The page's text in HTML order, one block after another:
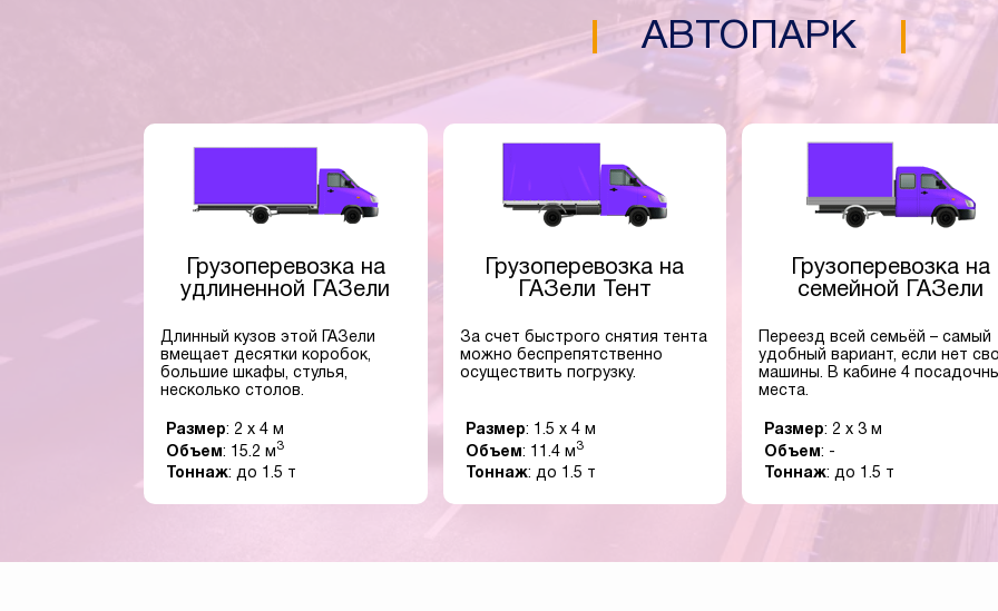
АВТОПАРК
Грузоперевозка на
удлиненной ГАЗели
Длинный кузов этой ГАЗели
вмещает десятки коробок,
большие шкафы, стулья,
несколько столов.
Размер: 2 x 4 м
Объем: 15.2 м 3
Тоннаж: до 1.5 т
Грузоперевозка на
ГАЗели Тент
За счет быстрого снятия тента
можно беспрепятственно
осуществить погрузку.
Размер: 1.5 x 4 м
Объем: 11.4 м 3
Тоннаж: до 1.5 т
Грузоперевозка на
семейной ГАЗели
Переезд всей семьёй – самый
удобный вариант, если нет
машины. В кабине 4
места.
Размер: 2 x 3 м
Объем: -
Тоннаж: до 1.5 т